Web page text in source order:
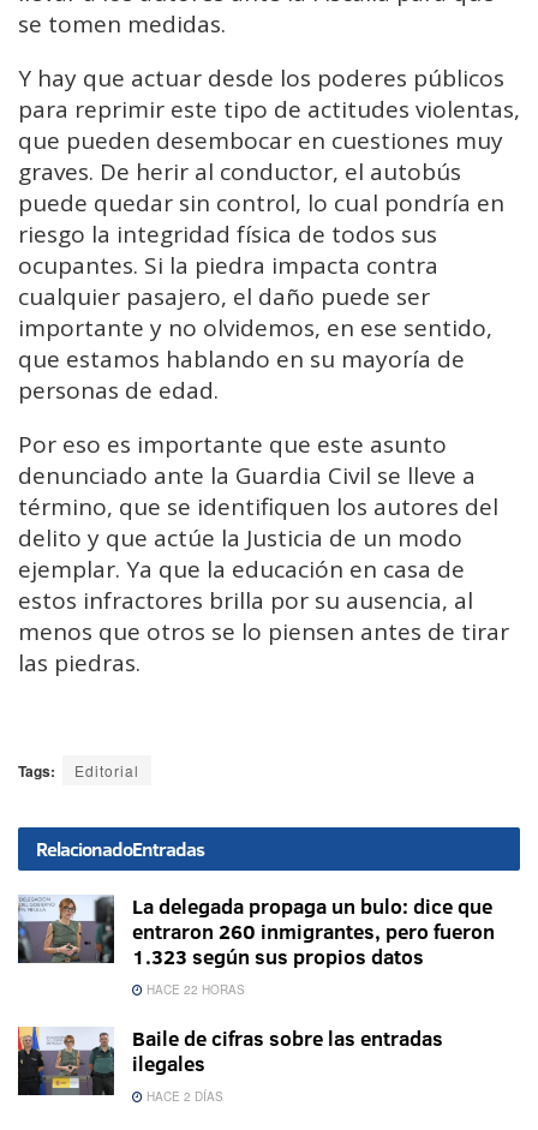
se tomen medidas.
Y hay que actuar desde los poderes públicos
para reprimir este tipo de actitudes violentas,
que pueden desembocar en cuestiones muy
graves. De herir al conductor, el autobús
puede quedar sin control, lo cual pondría en
riesgo la integridad física de todos sus
ocupantes. Si la piedra impacta contra
cualquier pasajero, el daño puede ser
importante y no olvidemos, en ese sentido,
que estamos hablando en su mayoría de
personas de edad.
Por eso es importante que este asunto
denunciado ante la Guardia Civil se lleve a
término, que se identifiquen los autores del
delito y que actúe la Justicia de un modo
ejemplar. Ya que la educación en casa de
estos infractores brilla por su ausencia, al
menos que otros se lo piensen antes de tirar
las piedras.
Tags: Editorial
RelacionadoEntradas
La delegada propaga un bulo: dice que
entraron 260 inmigrantes, pero fueron
1.323 según sus propios datos
HACE 22 HORAS
Baile de cifras sobre las entradas
ilegales
HACE 2 DÍAS